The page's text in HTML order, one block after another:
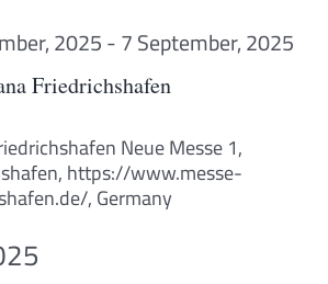
Friedrichshafen
2025-7 September, 2025
Neue Messe 1,
https://www.messe-
, Germany